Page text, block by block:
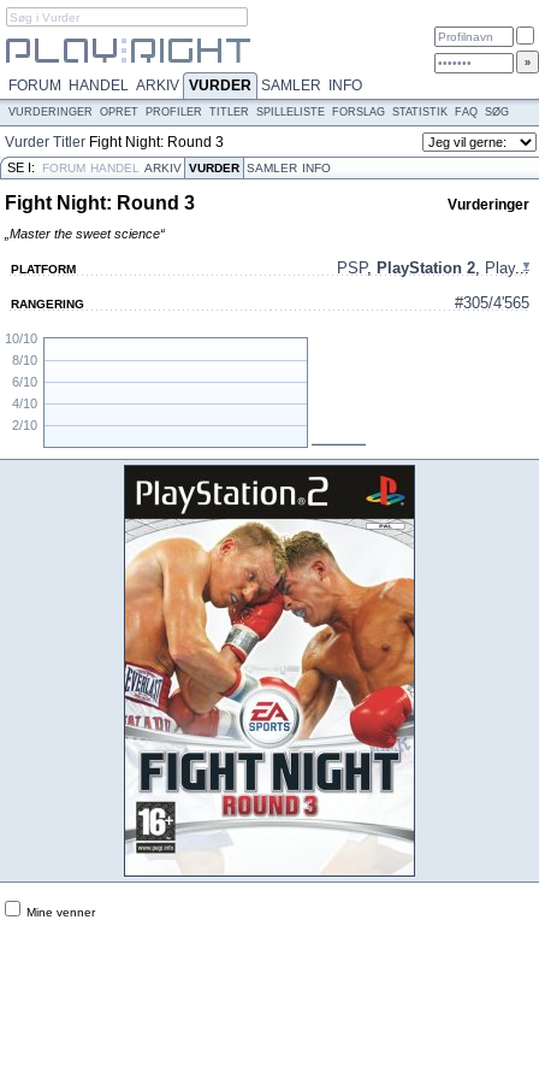
FORUM HANDEL ARKIV VURDER SAMLER INFO
VURDERINGER OPRET PROFILER TITLER SPILLELISTE FORSLAG STATISTIK FAQ SØG
Vurder Titler Fight Night: Round 3
SE I: FORUM HANDEL ARKIV VURDER SAMLER INFO
Fight Night: Round 3 Vurderinger
„Master the sweet science“
PLATFORM PSP, PlayStation 2, Play...
RANGERING #305/4'565
2/10
4/10
6/10
8/10
10/10
N/A
Mine venner